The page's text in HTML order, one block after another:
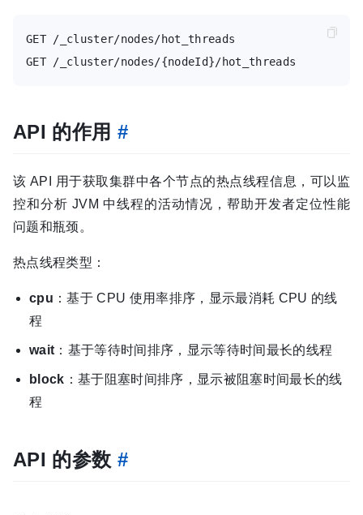
GET /_cluster/nodes/hot_threads
API 的作用 #
该 API 用于获取集群中各个节点的热点线程信息，可以监
控和分析 JVM 中线程的活动情况，帮助开发者定位性能
问题和瓶颈。
热点线程类型：
cpu ：基于 CPU 使用率排序，显示最消耗 CPU 的线
程
wait：基于等待时间排序，显示等待时间最长的线程
block ：基于阻塞时间排序，显示被阻塞时间最长的线
程
API 的参数 #